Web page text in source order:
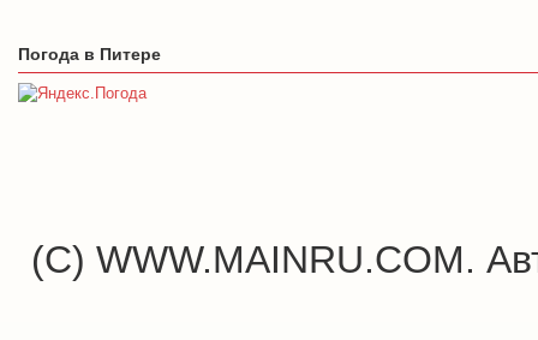
Погода в Питере
(C) WWW.MAINRU.COM.